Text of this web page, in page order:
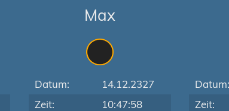
Max
Datum:
14.12.2327
Zeit:
10:47:58
Datum:
Zeit: